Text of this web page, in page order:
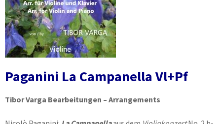
Paganini La Campanella Vl+Pf
Tibor Varga Bearbeitungen – Arrangements